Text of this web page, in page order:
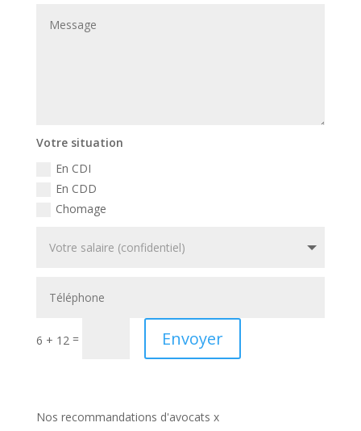
Votre situation
En CDI
En CDD
Chomage
6 + 12 = Envoyer
Nos recommandations d'avocats x